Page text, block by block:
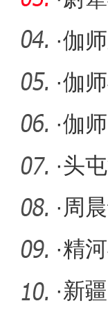
台解
·伽
·伽
万户
·伽
·头
《家
· 周
·精
·新